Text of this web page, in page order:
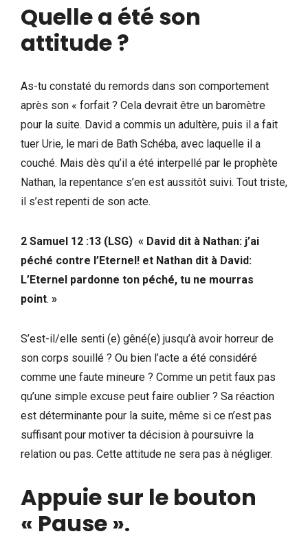
Quelle a été son
attitude ?
As-tu constaté du remords dans son comportement
après son « forfait ? Cela devrait être un baromètre
pour la suite. David a commis un adultère, puis il a fait
tuer Urie, le mari de Bath Schéba, avec laquelle il a
couché. Mais dès qu’il a été interpellé par le prophète
Nathan, la repentance s’en est aussitôt suivi. Tout triste,
il s’est repenti de son acte.
2 Samuel 12 :13 (LSG) « David dit à Nathan: j’ai
péché contre l’Eternel! et Nathan dit à David:
L’Eternel pardonne ton péché, tu ne mourras
point. »
S’est-il/elle senti (e) gêné(e) jusqu’à avoir horreur de
son corps souillé ? Ou bien l’acte a été considéré
comme une faute mineure ? Comme un petit faux pas
qu’une simple excuse peut faire oublier ? Sa réaction
est déterminante pour la suite, même si ce n’est pas
suffisant pour motiver ta décision à poursuivre la
relation ou pas. Cette attitude ne sera pas à négliger.
Appuie sur le bouton
« Pause ».